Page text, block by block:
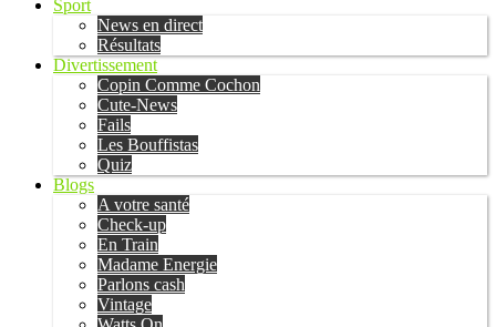
Sport
News en direct
Résultats
Divertissement
Copin Comme Cochon
Cute-News
Fails
Les Bouffistas
Quiz
Blogs
A votre santé
Check-up
En Train
Madame Energie
Parlons cash
Vintage